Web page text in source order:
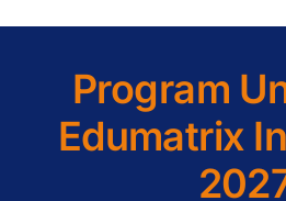
Program
Edumatrix